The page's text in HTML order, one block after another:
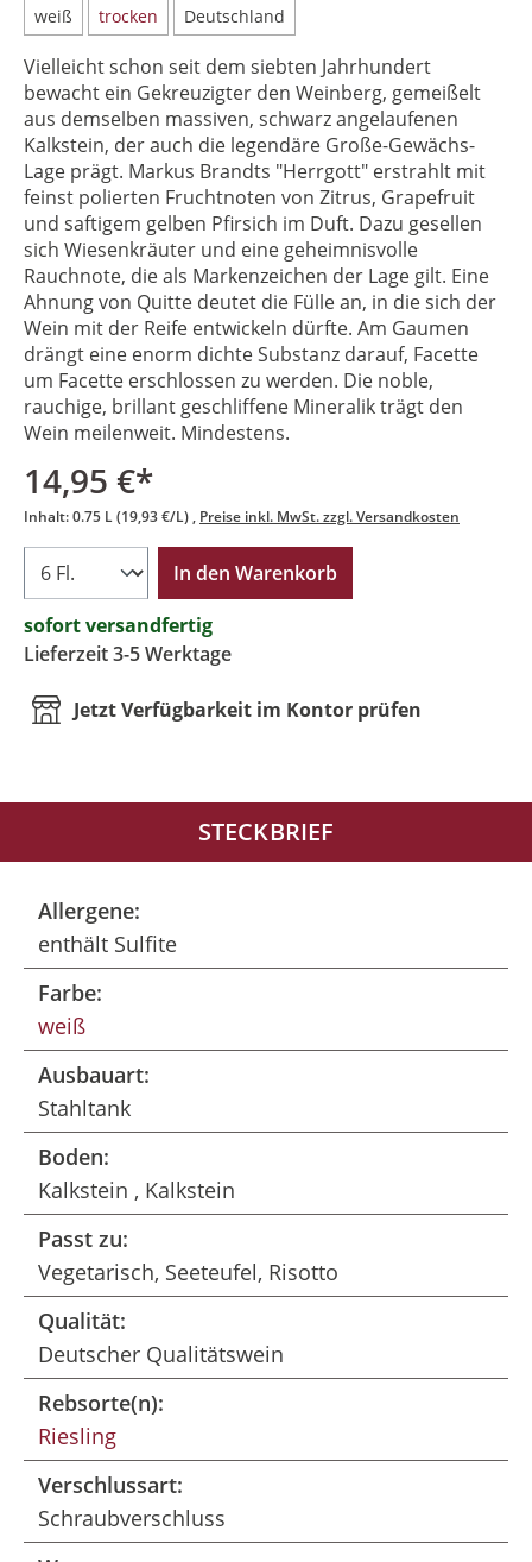
weiß trocken Deutschland
Vielleicht schon seit dem siebten Jahrhundert
bewacht ein Gekreuzigter den Weinberg, gemeißelt
aus demselben massiven, schwarz angelaufenen
Kalkstein, der auch die legendäre Große-Gewächs-
Lage prägt. Markus Brandts "Herrgott" erstrahlt mit
feinst polierten Fruchtnoten von Zitrus, Grapefruit
und saftigem gelben Pfirsich im Duft. Dazu gesellen
sich Wiesenkräuter und eine geheimnisvolle
Rauchnote, die als Markenzeichen der Lage gilt. Eine
Ahnung von Quitte deutet die Fülle an, in die sich der
Wein mit der Reife entwickeln dürfte. Am Gaumen
drängt eine enorm dichte Substanz darauf, Facette
um Facette erschlossen zu werden. Die noble,
rauchige, brillant geschliffene Mineralik trägt den
Wein meilenweit. Mindestens.
14,95 €*
Inhalt:0.75 L(19,93 €/L) Preise inkl. MwSt. zzgl. Versandkosten
In den Warenkorb
sofort versandfertig
Lieferzeit 3-5 Werktage
Jetzt Verfügbarkeit im Kontor prüfen
STECKBRIEF
Allergene:
enthält Sulfite
Farbe:
weiß
Ausbauart:
Stahltank
Boden:
Kalkstein , Kalkstein
Passt zu:
Vegetarisch, Seeteufel, Risotto
Qualität:
Deutscher Qualitätswein
Rebsorte(n):
Riesling
Verschlussart:
Schraubverschluss